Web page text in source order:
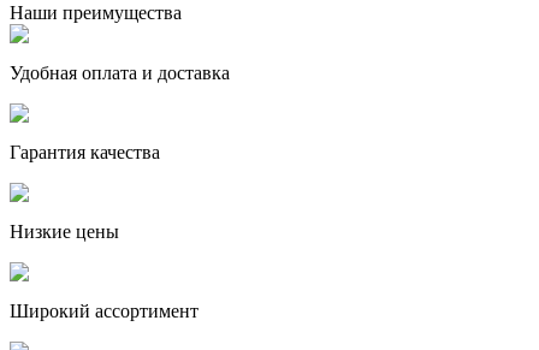
Наши преимущества
Удобная оплата и доставка
Гарантия качества
Низкие цены
Широкий ассортимент